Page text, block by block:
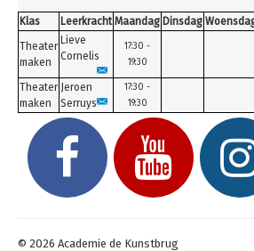
Klas Leerkracht Maandag Dinsdag
Theater
maken
Lieve
Cornelis
17:30 -
19:30
Theater
maken
Jeroen
Serruys
17:30 -
19:30
© 2026 Academie de Kunstbrug